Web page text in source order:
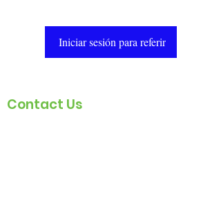
Iniciar sesión para referir
Contact Us